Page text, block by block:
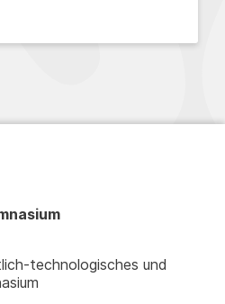
technologisches und